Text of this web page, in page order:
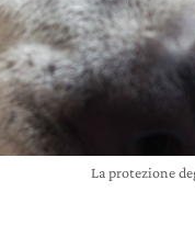
La protezione